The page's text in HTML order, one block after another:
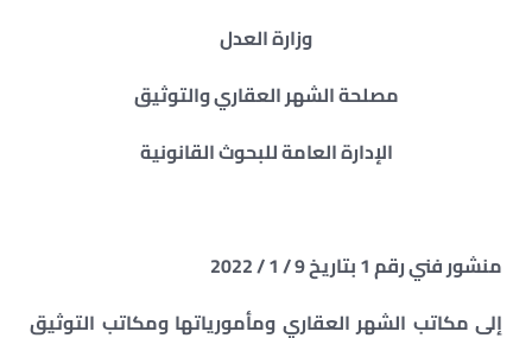
وزارة العدل
مصلحة الشهر العقاري والتوثيق
الإدارة العامة للبحوث القانونية
منشور فني رقم 1 بتاريخ 9 / 1 / 2022
إلى مكاتب الشهر العقاري ومأمورياتها ومكاتب التوثيق